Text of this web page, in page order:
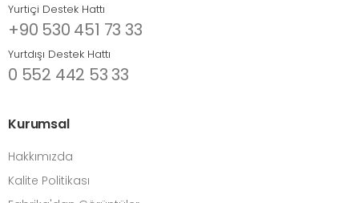
Yurtiçi Destek Hattı
+90 530 451 73 33
Yurtdışı Destek Hattı
0 552 442 53 33
Kurumsal
Hakkımızda
Kalite Politikası